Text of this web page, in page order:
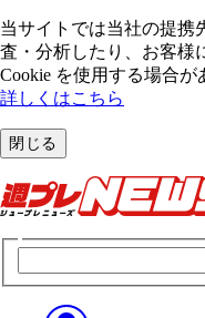
当サイトでは当社の提携
査・分析したり、お客様
Cookie を使⽤する場合が
詳しくはこちら
閉じる